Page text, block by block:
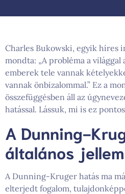
Charles Bukowski, egyik híres
mondta: „A probléma a
emberek tele vannak
vannak önbizalommal.” Ez a
összefüggésben áll az
hatással. Lássuk, mi is ez
A Dunning-
általános
A Dunning-Kruger hatás ma
elterjedt fogalom,